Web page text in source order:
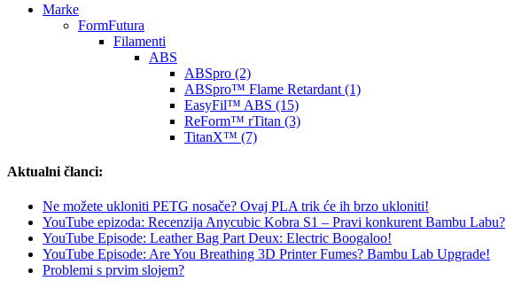
Marke
FormFutura
Filamenti
ABS
ABSpro (2)
ABSpro™ Flame Retardant (1)
EasyFil™ ABS (15)
ReForm™ rTitan (3)
TitanX™ (7)
Aktualni članci:
Ne možete ukloniti PETG nosače? Ovaj PLA trik će ih brzo ukloniti!
YouTube epizoda: Recenzija Anycubic Kobra S1 – Pravi konkurent Bambu Labu?
YouTube Episode: Leather Bag Part Deux: Electric Boogaloo!
YouTube Episode: Are You Breathing 3D Printer Fumes? Bambu Lab Upgrade!
Problemi s prvim slojem?